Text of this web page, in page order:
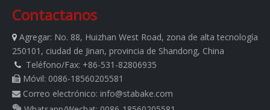
Contactanos
 Agregar: No. 88, Huizhan West Road, zona de alta tecnología
250101, ciudad de Jinan, provincia de Shandong, China
 Teléfono/Fax: +86-531-82806935
 Móvil: 0086-18560205581
 Correo electrónico: info@stabake.com